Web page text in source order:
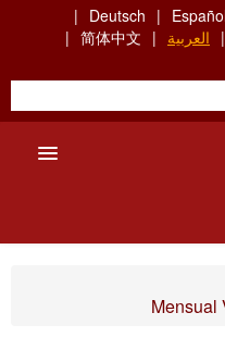
Deutsch
العربية
简体中文
Mensual